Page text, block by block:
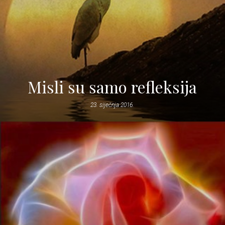
Misli su samo refleksija
23. siječnja 2016.